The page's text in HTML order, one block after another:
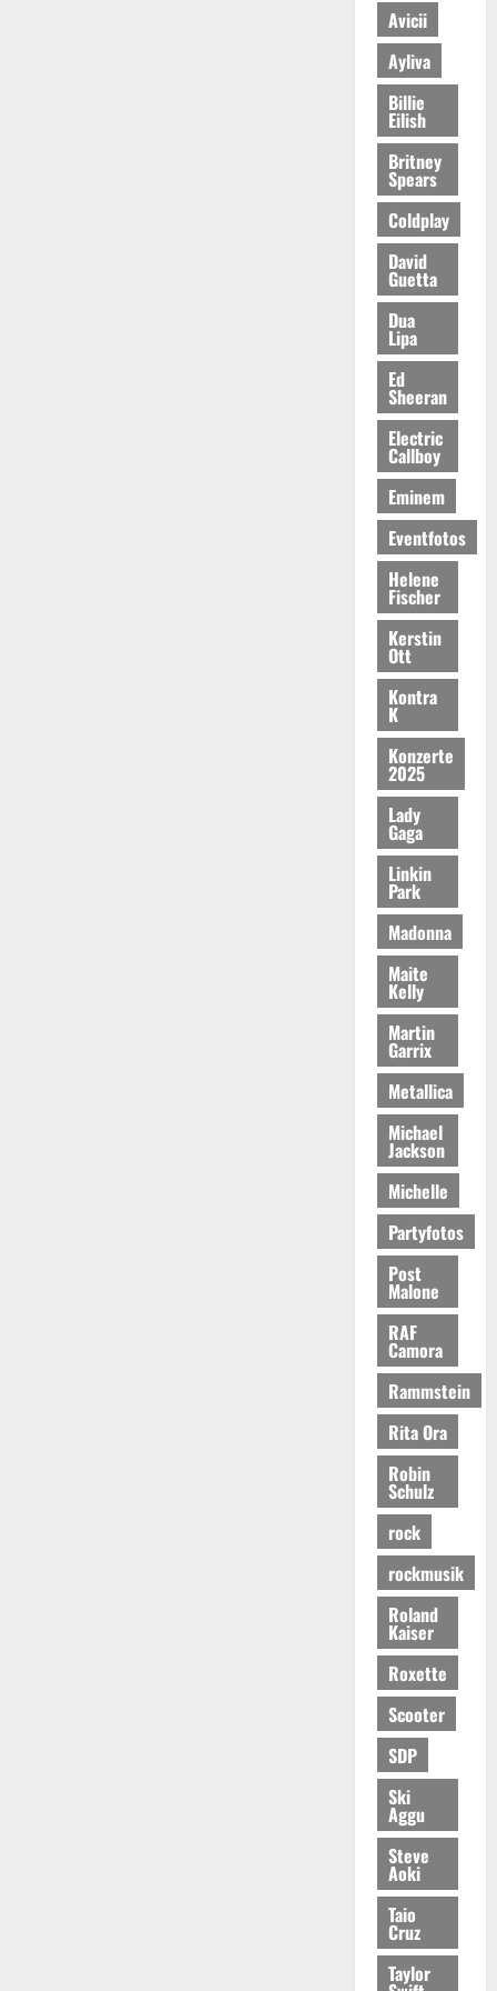
Avicii
Ayliva
Billie
Eilish
Britney
Spears
Coldplay
David
Guetta
Dua
Lipa
Ed
Sheeran
Electric
Callboy
Eminem
Eventfotos
Helene
Fischer
Kerstin
Ott
Kontra
K
Konzerte
2025
Lady
Gaga
Linkin
Park
Madonna
Maite
Kelly
Martin
Garrix
Metallica
Michael
Jackson
Michelle
Partyfotos
Post
Malone
RAF
Camora
Rammstein
Rita Ora
Robin
Schulz
rock
rockmusik
Roland
Kaiser
Roxette
Scooter
SDP
Ski
Aggu
Steve
Aoki
Taio
Cruz
Taylor